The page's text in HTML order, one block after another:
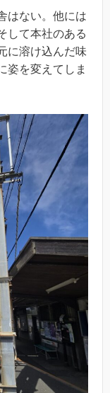
はない。他には
して本社のある
に溶け込んだ味
姿を変えてしま